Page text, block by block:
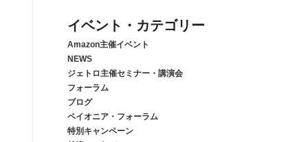
イベント・カテゴリー
Amazon主催イベント
NEWS
ジェトロ主催セミナー・講演会
フォーラム
ブログ
ペイオニア・フォーラム
特別キャンペーン